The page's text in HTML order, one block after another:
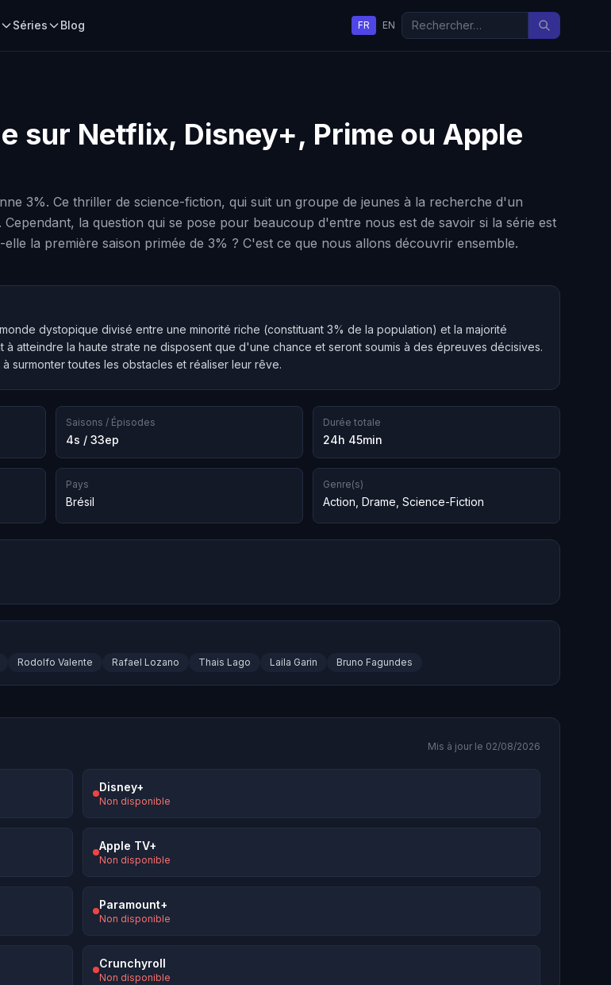
Séries Blog FR EN
sur Netflix, Disney+, Prime ou Apple
3%. Ce thriller de science-fiction, qui suit un groupe de jeunes à la recherche d'un
la question qui se pose pour beaucoup d'entre nous est de savoir si la série est
la première saison primée de 3% ? C'est ce que nous allons découvrir ensemble.
dystopique divisé entre une minorité riche (constituant 3% de la population) et la majorité
à atteindre la haute strate ne disposent que d'une chance et seront soumis à des épreuves décisives.
surmonter toutes les obstacles et réaliser leur rêve.
Saisons / Épisodes
4s / 33ep
Durée totale
24h 45min
Pays
Brésil
Genre(s)
Action Drame Science-Fiction
Rodolfo Valente Rafael Lozano Thais Lago Laila Garin Bruno Fagundes
Mis à jour le 02/08/2026
Disney+
Non disponible
Apple TV+
Non disponible
Paramount+
Non disponible
Crunchyroll
Non disponible